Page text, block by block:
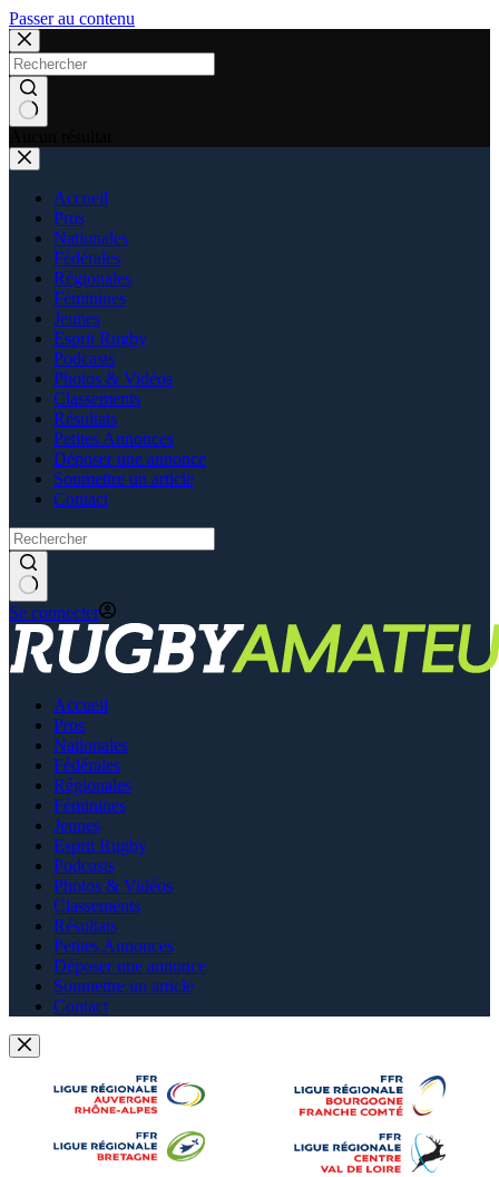
Passer au contenu
Accueil
Pros
Nationales
Fédérales
Régionales
Féminines
Jeunes
Esprit Rugby
Podcasts
Photos & Vidéos
Classements
Résultats
Petites Annonces
Déposer une annonce
Soumettre un article
Contact
Se connecter
Accueil
Pros
Nationales
Fédérales
Régionales
Féminines
Jeunes
Esprit Rugby
Podcasts
Photos & Vidéos
Classements
Résultats
Petites Annonces
Déposer une annonce
Soumettre un article
Contact